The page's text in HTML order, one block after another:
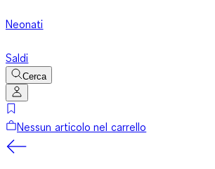
Neonati
Saldi
Cerca
Nessun articolo nel carrello